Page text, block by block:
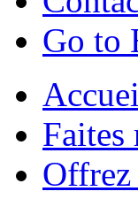
Go to
Offrez